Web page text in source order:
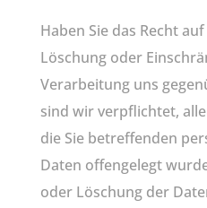
Haben Sie das Recht
Löschung oder
Verarbeitung uns
sind wir verpflichtet,
die Sie betreffenden
Daten offengelegt
oder Löschung der